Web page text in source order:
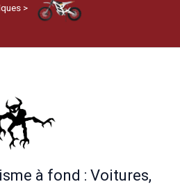
>
à fond : Voitures,